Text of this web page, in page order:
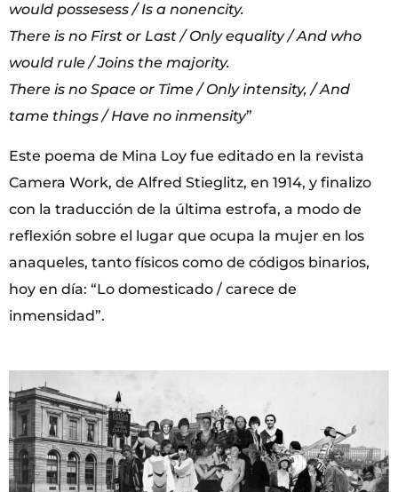
would possesess / Is a nonencity.
There is no First or Last / Only equality / And who
would rule / Joins the majority.
There is no Space or Time / Only intensity, / And
tame things / Have no inmensity”
Este poema de Mina Loy fue editado en la revista
Camera Work, de Alfred Stieglitz, en 1914, y finalizo
con la traducción de la última estrofa, a modo de
reflexión sobre el lugar que ocupa la mujer en los
anaqueles, tanto físicos como de códigos binarios,
hoy en día: “Lo domesticado / carece de
inmensidad”.